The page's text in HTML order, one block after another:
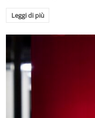
Leggi di più